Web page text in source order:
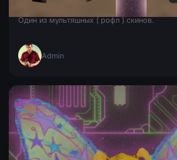
Один из мультяшных ( рофл ) скинов.
Admin